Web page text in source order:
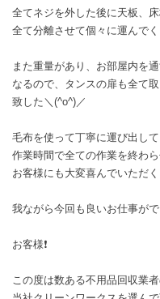
全てネジを外した後に天板、
全て分離させて個々に運んで
また重量があり、お部屋内を
なるので、タンスの扉も全て
致した＼(^o^)／
毛布を使って丁寧に運び出し
作業時間で全ての作業を終わ
お客様にも大変喜んでいただ
我ながら今回も良いお仕事が
お客様❗
この度は数ある不用品回収業